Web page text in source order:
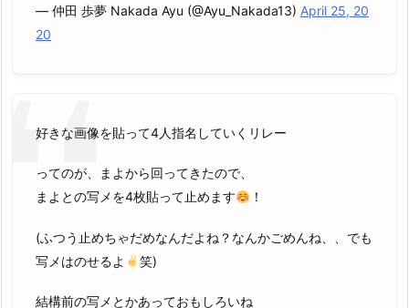
— 仲田 歩夢 Nakada Ayu (@Ayu_Nakada13) April 25, 20
20
好きな画像を貼って4人指名していくリレー
ってのが、まよから回ってきたので、
まよとの写メを4枚貼って止めます
！
(ふつう止めちゃだめなんだよね？なんかごめんね、、でも
写メはのせるよ
笑)
結構前の写メとかあっておもしろいね